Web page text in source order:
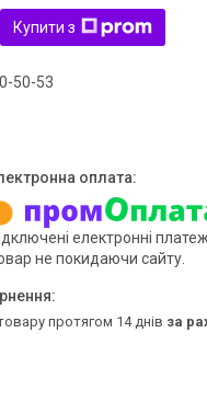
Купити з
50-53
електронні
не покидаючи сайту.
протягом 14 днів за